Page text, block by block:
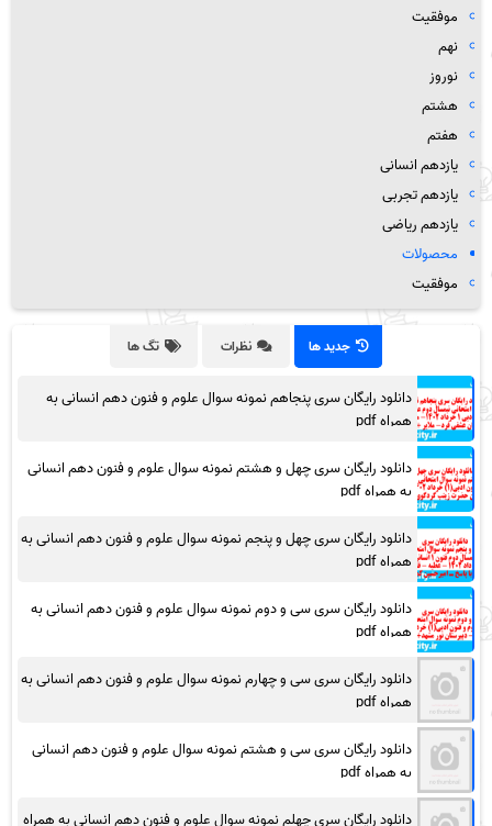
موفقیت
نهم
نوروز
هشتم
هفتم
یازدهم انسانی
یازدهم تجربی
یازدهم ریاضی
محصولات
موفقیت
جدید ها نظرات تگ ها
دانلود رایگان سری پنجاهم نمونه سوال علوم و فنون دهم انسانی به
همراه pdf
دانلود رایگان سری چهل و هشتم نمونه سوال علوم و فنون دهم انسانی
به همراه pdf
دانلود رایگان سری چهل و پنجم نمونه سوال علوم و فنون دهم انسانی به
همراه pdf
دانلود رایگان سری سی و دوم نمونه سوال علوم و فنون دهم انسانی به
همراه pdf
دانلود رایگان سری سی و چهارم نمونه سوال علوم و فنون دهم انسانی به
همراه pdf
دانلود رایگان سری سی و هشتم نمونه سوال علوم و فنون دهم انسانی
به همراه pdf
دانلود رایگان سری چهلم نمونه سوال علوم و فنون دهم انسانی به همراه